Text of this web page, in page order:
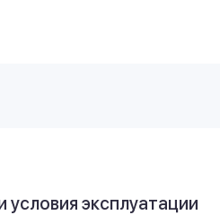
условия эксплуатации